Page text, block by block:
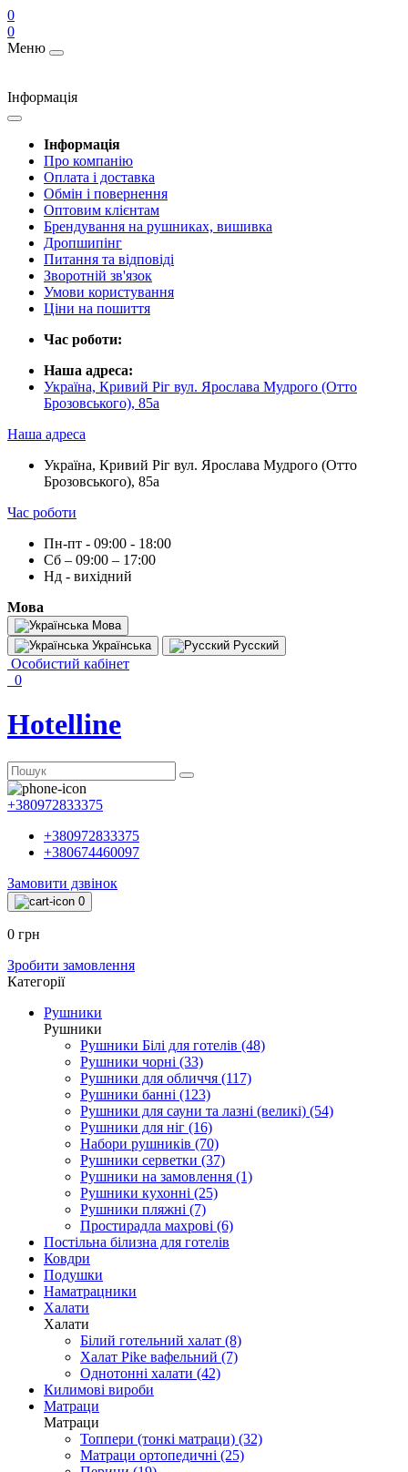
0
0
Меню
Інформація
Інформація
Про компанію
Оплата і доставка
Обмін і повернення
Оптовим клієнтам
Брендування на рушниках, вишивка
Дропшипінг
Питання та відповіді
Зворотній зв'язок
Умови користування
Ціни на пошиття
Час роботи:
Наша адреса:
Україна, Кривий Ріг вул. Ярослава Мудрого (Отто
Брозовського), 85а
Наша адреса
Україна, Кривий Ріг вул. Ярослава Мудрого (Отто
Брозовського), 85а
Час роботи
Пн-пт - 09:00 - 18:00
Сб – 09:00 – 17:00
Нд - вихідний
Мова
Мова
Українська
Русский
Особистий кабінет
0
Hotelline
+380972833375
+380972833375
+380674460097
Замовити дзвінок
0
0 грн
Зробити замовлення
Категорії
Рушники
Рушники
Рушники Білі для готелів (48)
Рушники чорні (33)
Рушники для обличчя (117)
Рушники банні (123)
Рушники для сауни та лазні (великі) (54)
Рушники для ніг (16)
Набори рушників (70)
Рушники серветки (37)
Рушники на замовлення (1)
Рушники кухонні (25)
Рушники пляжні (7)
Простирадла махрові (6)
Постільна білизна для готелів
Ковдри
Подушки
Наматрацники
Халати
Халати
Білий готельний халат (8)
Халат Pike вафельний (7)
Однотонні халати (42)
Килимові вироби
Матраци
Матраци
Топпери (тонкі матраци) (32)
Матраци ортопедичні (25)